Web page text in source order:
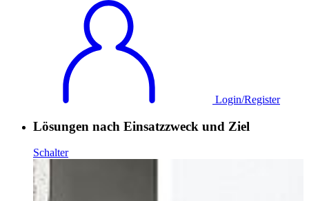
Login/Register
Lösungen nach Einsatzzweck und Ziel
Schalter